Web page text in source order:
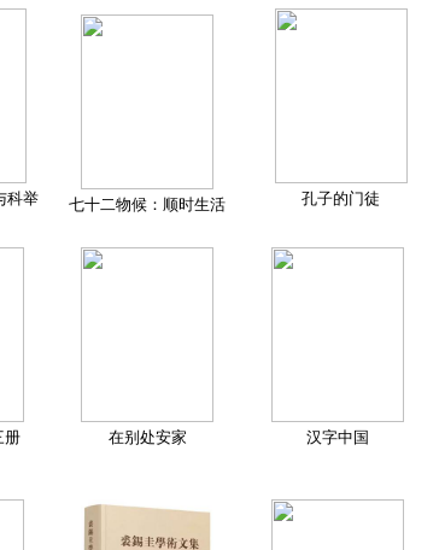
科举 七十二物候：顺时生活 孔子的门徒
册 在别处安家 汉字中国